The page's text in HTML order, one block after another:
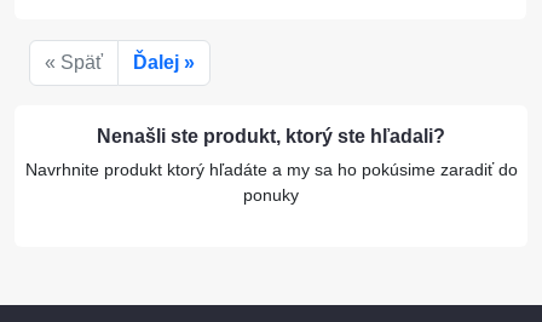
« Späť Ďalej »
Nenašli ste produkt, ktorý ste hľadali?
Navrhnite produkt ktorý hľadáte a my sa ho pokúsime zaradiť do
ponuky